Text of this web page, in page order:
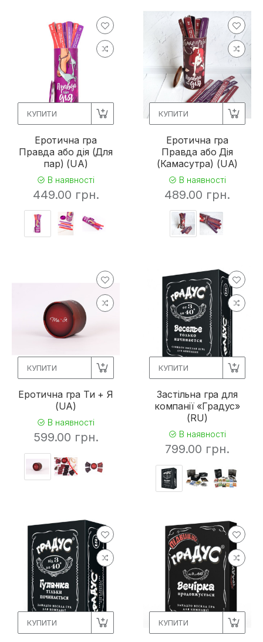
КУПИТИ
Еротична гра
Правда або дія (Для
пар) (UA)
В наявності
449.00 грн.
КУПИТИ
Еротична гра
Правда або Дія
(Камасутра) (UA)
В наявності
489.00 грн.
КУПИТИ
Еротична гра Ти + Я
(UA)
В наявності
599.00 грн.
КУПИТИ
Застільна гра для
компанії «Градус»
(RU)
В наявності
799.00 грн.
КУПИТИ КУПИТИ